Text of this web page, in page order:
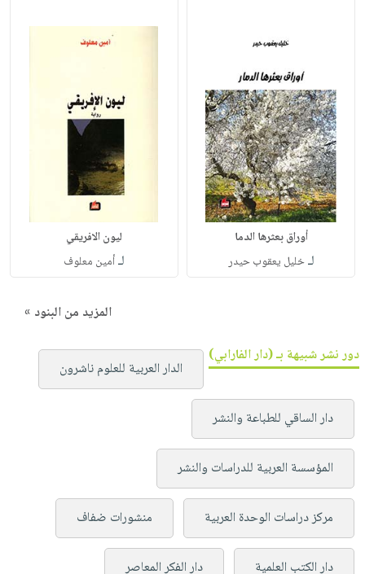
أوراق بعثرها الدما
لـخليل يعقوب حيدر
ليون الافريقي
لـأمين معلوف
المزيد من البنود »
دور نشر شبيهة بـ (دار الفارابي)
الدار العربية للعلوم ناشرون
دار الساقي للطباعة والنشر
المؤسسة العربية للدراسات والنشر
مركز دراسات الوحدة العربية منشورات ضفاف
دار الكتب العلمية دار الفكر المعاصر